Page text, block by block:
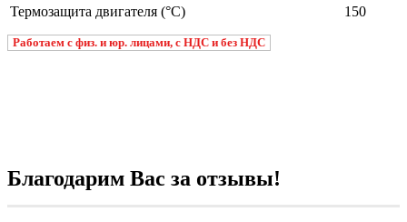
Термозащита двигателя (°C)
150
Работаем с физ. и юр. лицами, с НДС и без НДС
Благодарим Вас за отзывы!